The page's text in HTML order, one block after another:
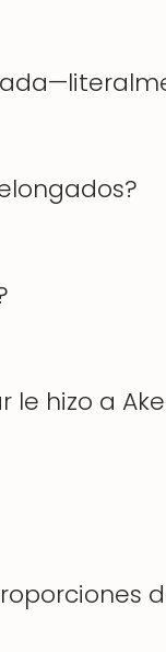
le hizo a